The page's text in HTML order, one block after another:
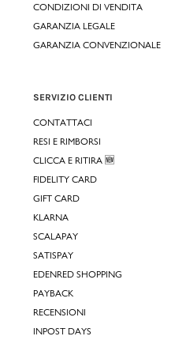
CONDIZIONI DI VENDITA
GARANZIA LEGALE
GARANZIA CONVENZIONALE
SERVIZIO CLIENTI
CONTATTACI
RESI E RIMBORSI
CLICCA E RITIRA 🆕
FIDELITY CARD
GIFT CARD
KLARNA
SCALAPAY
SATISPAY
EDENRED SHOPPING
PAYBACK
RECENSIONI
INPOST DAYS